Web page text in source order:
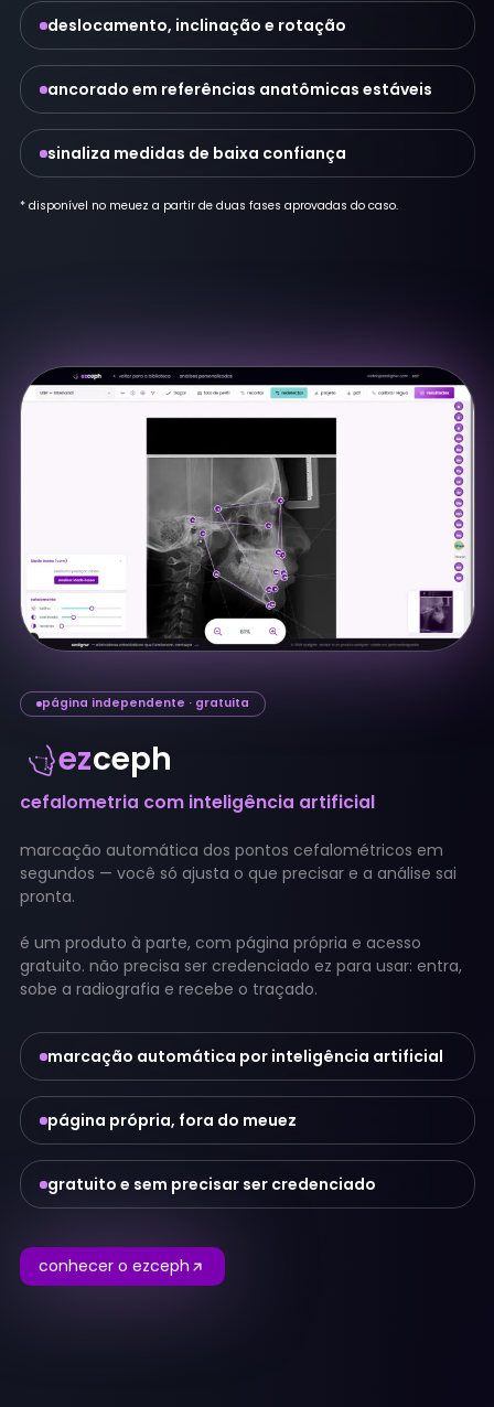
deslocamento, inclinação e rotação
ancorado em referências anatômicas estáveis
sinaliza medidas de baixa confiança
* disponível no meuez a partir de duas fases aprovadas do caso.
página independente · gratuita
ezceph
cefalometria com inteligência artificial
marcação automática dos pontos cefalométricos em
segundos — você só ajusta o que precisar e a análise sai
pronta.
é um produto à parte, com página própria e acesso
gratuito. não precisa ser credenciado ez para usar: entra,
sobe a radiografia e recebe o traçado.
marcação automática por inteligência artificial
página própria, fora do meuez
gratuito e sem precisar ser credenciado
conhecer o ezceph